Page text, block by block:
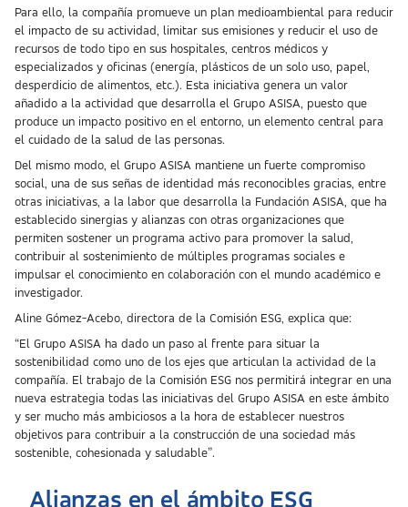
Para ello, la compañía promueve un plan medioambiental para reducir
el impacto de su actividad, limitar sus emisiones y reducir el uso de
recursos de todo tipo en sus hospitales, centros médicos y
especializados y oficinas (energía, plásticos de un solo uso, papel,
desperdicio de alimentos, etc.). Esta iniciativa genera un valor
añadido a la actividad que desarrolla el Grupo ASISA, puesto que
produce un impacto positivo en el entorno, un elemento central para
el cuidado de la salud de las personas.
Del mismo modo, el Grupo ASISA mantiene un fuerte compromiso
social, una de sus señas de identidad más reconocibles gracias, entre
otras iniciativas, a la labor que desarrolla la Fundación ASISA, que ha
establecido sinergias y alianzas con otras organizaciones que
permiten sostener un programa activo para promover la salud,
contribuir al sostenimiento de múltiples programas sociales e
impulsar el conocimiento en colaboración con el mundo académico e
investigador.
Aline Gómez-Acebo, directora de la Comisión ESG, explica que:
“El Grupo ASISA ha dado un paso al frente para situar la
sostenibilidad como uno de los ejes que articulan la actividad de la
compañía. El trabajo de la Comisión ESG nos permitirá integrar en una
nueva estrategia todas las iniciativas del Grupo ASISA en este ámbito
y ser mucho más ambiciosos a la hora de establecer nuestros
objetivos para contribuir a la construcción de una sociedad más
sostenible, cohesionada y saludable”.
Alianzas en el ámbito ESG